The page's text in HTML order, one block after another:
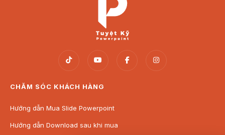
CHĂM SÓC KHÁCH HÀNG
Hướng dẫn Mua Slide Powerpoint
Hướng dẫn Download sau khi mua